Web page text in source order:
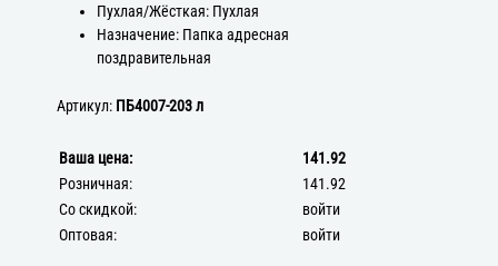
Пухлая/Жёсткая: Пухлая
Назначение: Папка адресная
поздравительная
Артикул: ПБ4007-203 л
Ваша цена:
141.92
Розничная:
141.92
Со скидкой:
войти
Оптовая:
войти